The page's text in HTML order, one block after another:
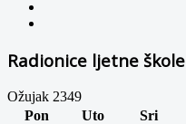
Radionice ljetne škole
Ožujak 2349
Pon
Uto Sri